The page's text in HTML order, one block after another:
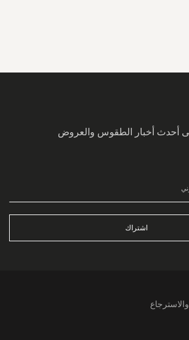
أحدث أخبار الطقوس والعروض
اشتراك